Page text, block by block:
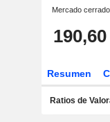
Mercado
190,60
Resumen
Ratios de